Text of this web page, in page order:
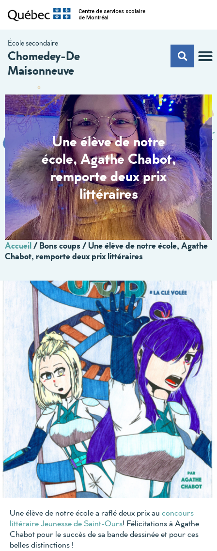
Centre de services scolaire
de Montréal
École secondaire
Chomedey-De
Maisonneuve
Une élève de notre
école, Agathe Chabot,
remporte deux prix
littéraires
Accueil/Bons coups / Une élève de notre école, Agathe
Chabot, remporte deux prix littéraires
Une élève de notre école a raflé deux prix au concours
littéraire Jeunesse de Saint-Ours! Félicitations à Agathe
Chabot pour le succès de sa bande dessinée et pour ces
belles distinctions !